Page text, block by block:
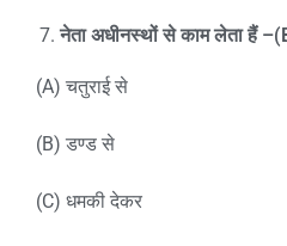
नेता अधीनस्थों से काम लेता हैं –
(A) चतुराई से
(B) डण्ड से
(C) धमकी देकर